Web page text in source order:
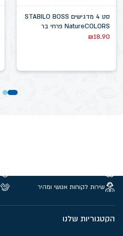
סט 4 מדגישים STABILO BOSS
NatureCOLORS פרחי בר
₪18.90
שירות לקוחות אנושי ומהיר
הקטגוריות שלנו